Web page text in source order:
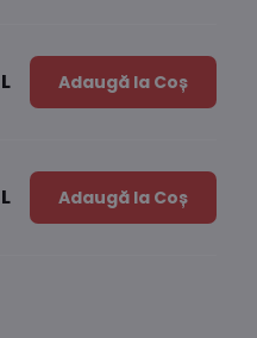
Adaugă la Coș
Adaugă la Coș